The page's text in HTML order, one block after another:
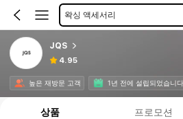
왁싱 액세서리
뷰티 필수 아이템
JQS
4.95
높은 재방문 고객 1년 전에 설립되었습니다.
상품 프로모션